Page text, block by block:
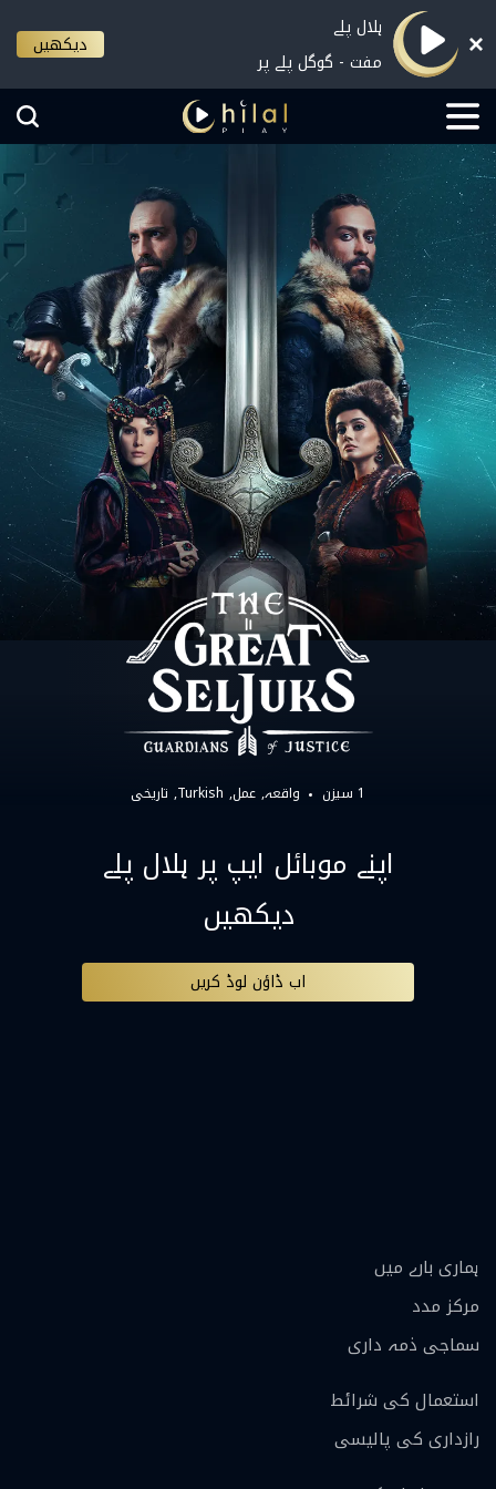
ہلال پلے
مفت - گوگل پلے پر
دیکھیں
1 سیزن واقعہ عمل Turkish تاریخی
اپنے موبائل ایپ پر ہلال پلے
دیکھیں
اب ڈاؤن لوڈ کریں
ہماری بارے ميں
مرکز مدد
سماجی ذمہ داری
استعمال کی شرائط
رازداری کی پالیسی